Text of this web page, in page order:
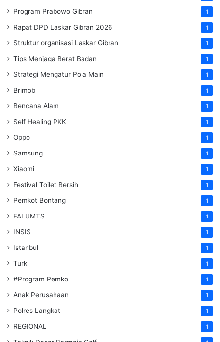
Program Prabowo Gibran 1
Rapat DPD Laskar Gibran 2026 1
Struktur organisasi Laskar Gibran 1
Tips Menjaga Berat Badan 1
Strategi Mengatur Pola Main 1
Brimob 1
Bencana Alam 1
Self Healing PKK 1
Oppo 1
Samsung 1
Xiaomi 1
Festival Toilet Bersih 1
Pemkot Bontang 1
FAI UMTS 1
INSIS 1
Istanbul 1
Turki 1
#Program Pemko 1
Anak Perusahaan 1
Polres Langkat 1
REGIONAL 1